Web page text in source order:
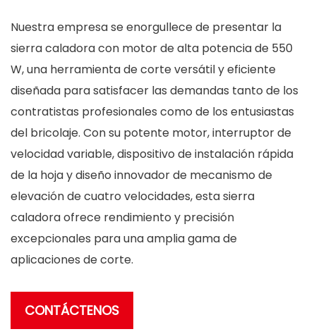
Nuestra empresa se enorgullece de presentar la
sierra caladora con motor de alta potencia de 550
W, una herramienta de corte versátil y eficiente
diseñada para satisfacer las demandas tanto de los
contratistas profesionales como de los entusiastas
del bricolaje. Con su potente motor, interruptor de
velocidad variable, dispositivo de instalación rápida
de la hoja y diseño innovador de mecanismo de
elevación de cuatro velocidades, esta sierra
caladora ofrece rendimiento y precisión
excepcionales para una amplia gama de
aplicaciones de corte.
CONTÁCTENOS